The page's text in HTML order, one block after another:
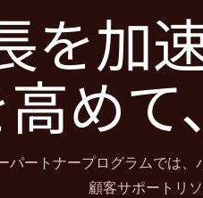
を加
めて
パートナープログラムでは
顧客サポートリ